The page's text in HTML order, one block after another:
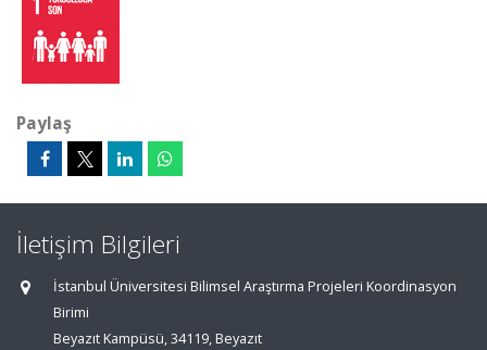
Paylaş
İletişim Bilgileri
İstanbul Üniversitesi Bilimsel Araştırma Projeleri Koordinasyon
Birimi
Beyazıt Kampüsü, 34119, Beyazıt